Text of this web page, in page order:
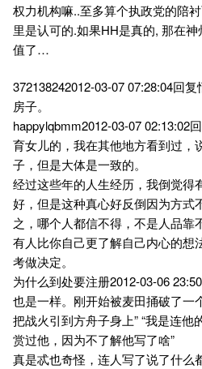
权力机构嘛..至多算个执政党的陪
里是认可的.如果HH是真的, 那在
值了…
372138242012-03-07 07:28:04回
房子。
happylqbmm2012-03-07 02:13:02
育女儿的，我在其他地方看到过，
子，但是大体是一致的。
经过这些年的人生经历，我倒觉得
好，但是这种真心好反倒因为方式
之，哪个人都信不得，不是人品靠
有人比你自己更了解自己内心的想
考做决定。
为什么到处要注册2012-03-06
也是一样。刚开始被麦田捅破了一
把战火引到方舟子身上” “我是连
赏过他，因为不了解他写了啥”
真是忒也奇怪，连人写了说了什么